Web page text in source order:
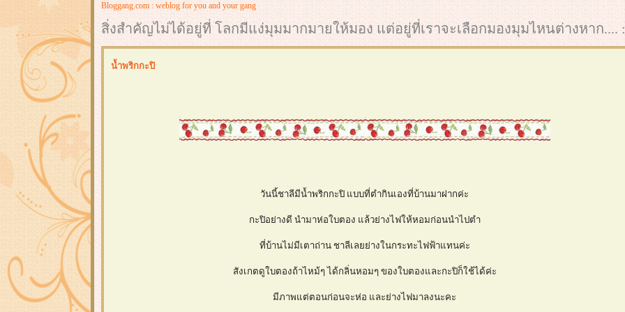
Bloggang.com : weblog for you and your gang
สิ่งสำคัญไม่ได้อยู่ที่ โลกมีแง่มุมมากมายให้มอง แต่อยู่ที่เราจะเลือกมองมุมไหนต่างหาก....
น้ำพริกกะปิ
วันนี้ชาลีมีน้ำพริกกะปิ แบบที่ตำกินเองที่บ้านมาฝากค่ะ
กะปิอย่างดี นำมาห่อใบตอง แล้วย่างไฟให้หอมก่อนนำไปตำ
ที่บ้านไม่มีเตาถ่าน ชาลีเลยย่างในกระทะไฟฟ้าแทนค่ะ
สังเกตดูใบตองถ้าไหม้ๆ ได้กลิ่นหอมๆ ของใบตองและกะปิก็ใช้ได้ค่ะ
มีภาพแต่ตอนก่อนจะห่อ และย่างไฟมาลงนะคะ